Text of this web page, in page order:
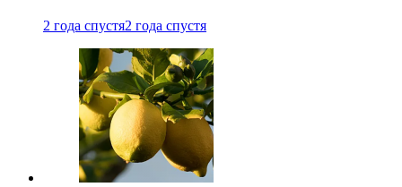
2 года спустя2 года спустя